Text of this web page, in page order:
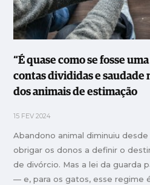
“É quase como se fosse
contas divididas e saudade
dos animais de estimação
15 FEV 2024
Abandono animal diminuiu
obrigar os donos a definir o
de divórcio. Mas a lei da guarda
— e, para os gatos, esse regime